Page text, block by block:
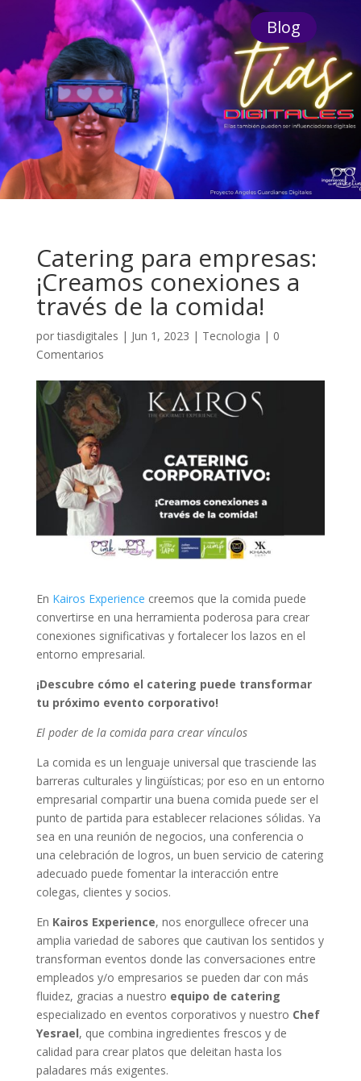
Blog
Catering para empresas:
¡Creamos conexiones a
través de la comida!
portiasdigitales | Jun 1, 2023 | Tecnologia | 0
Comentarios
En Kairos Experience creemos que la comida puede
convertirse en una herramienta poderosa para crear
conexiones significativas y fortalecer los lazos en el
entorno empresarial.
¡Descubre cómo el catering puede transformar
tu próximo evento corporativo!
El poder de la comida para crear vínculos
La comida es un lenguaje universal que trasciende las
barreras culturales y lingüísticas; por eso en un entorno
empresarial compartir una buena comida puede ser el
punto de partida para establecer relaciones sólidas. Ya
sea en una reunión de negocios, una conferencia o
una celebración de logros, un buen servicio de catering
adecuado puede fomentar la interacción entre
colegas, clientes y socios.
En Kairos Experience, nos enorgullece ofrecer una
amplia variedad de sabores que cautivan los sentidos y
transforman eventos donde las conversaciones entre
empleados y/o empresarios se pueden dar con más
fluidez, gracias a nuestro equipo de catering
especializado en eventos corporativos y nuestro Chef
Yesrael, que combina ingredientes frescos y de
calidad para crear platos que deleitan hasta los
paladares más exigentes.